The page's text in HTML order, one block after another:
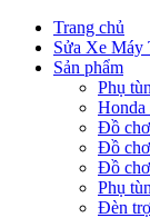
Trang chủ
Sửa Xe Máy
Sản phẩm
Phụ
Honda
Đồ
Đồ
Đồ
Phụ
Đèn